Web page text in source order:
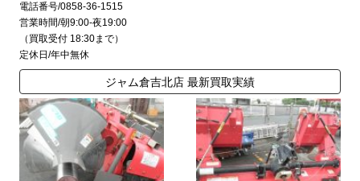
電話番号/0858-36-1515
営業時間/朝9:00-夜19:00
（買取受付 18:30まで）
定休日/年中無休
ジャム倉吉北店 最新買取実績